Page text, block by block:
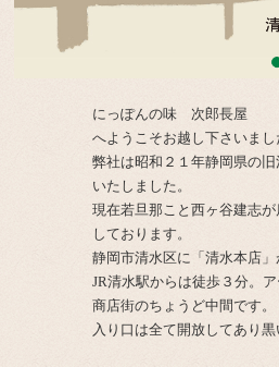
にっぽんの味 次郎長屋
へようこそお越し下さいまし
弊社は昭和２１年静岡県の
いたしました。
現在若旦那こと西ヶ谷建志
しております。
静岡市清水区に「清水本店」
JR清水駅からは徒歩３分。
商店街のちょうど中間です。
入り口は全て開放してあり黒